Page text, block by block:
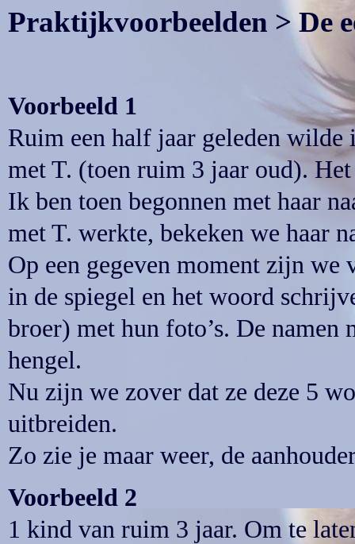
Praktijkvoorbeelden > De
Voorbeeld 1
Ruim een half jaar geleden wilde
met T. (toen ruim 3 jaar oud).
Ik ben toen begonnen met haar
met T. werkte, bekeken we haar
Op een gegeven moment zijn we
in de spiegel en het woord
broer) met hun foto’s. De namen
hengel.
Nu zijn we zover dat ze deze 5
uitbreiden.
Zo zie je maar weer, de
Voorbeeld 2
1 kind van ruim 3 jaar. Om te